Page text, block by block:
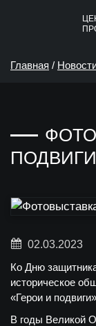
Главная /
02.03.2023
Ко Дню
историческое
«Герои и
В годы Великой